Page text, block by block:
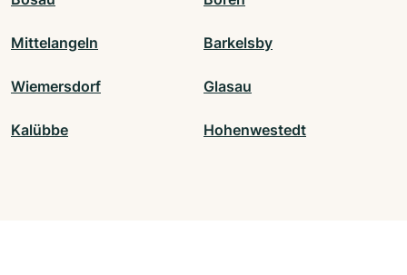
Mittelangeln Barkelsby
Wiemersdorf Glasau
Kalübbe Hohenwestedt